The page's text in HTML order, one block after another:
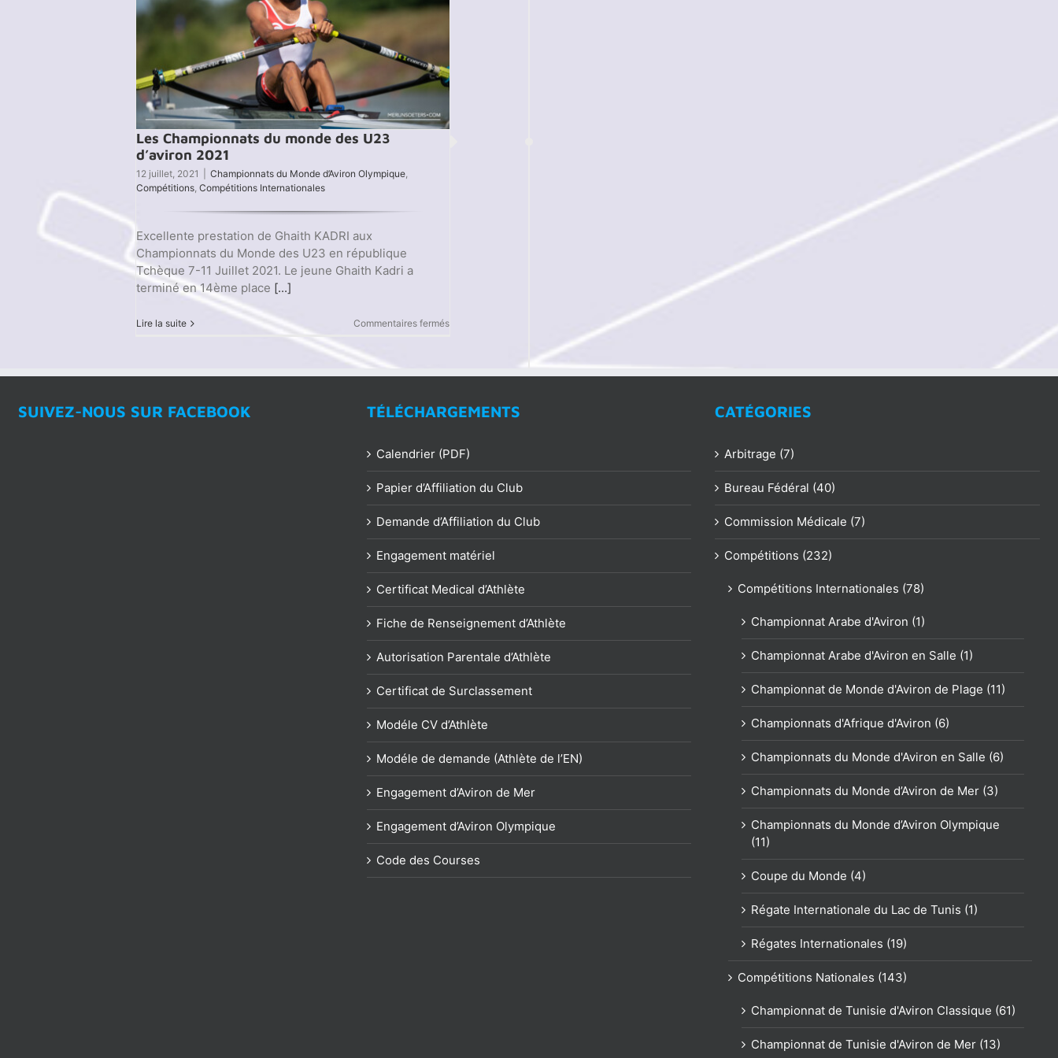
Les Championnats du monde des U23
d’aviron 2021
12 juillet, 2021 Championnats du Monde d’Aviron Olympique,
Compétitions, Compétitions Internationales
Excellente prestation de Ghaith KADRI aux
Championnats du Monde des U23 en république
Tchèque 7-11 Juillet 2021. Le jeune Ghaith Kadri a
terminé en 14ème place [...]
Lire la suite Commentaires ferméssur
monde
U23
d’aviron
SUIVEZ-NOUS SUR FACEBOOK TÉLÉCHARGEMENTS
Calendrier (PDF)
Papier d’Affiliation du Club
Demande d’Affiliation du Club
Engagement matériel
Certificat Medical d’Athlète
Fiche de Renseignement d’Athlète
Autorisation Parentale d’Athlète
Certificat de Surclassement
Modéle CV d’Athlète
Modéle de demande (Athlète de l’EN)
Engagement d’Aviron de Mer
Engagement d’Aviron Olympique
Code des Courses
CATÉGORIES
Arbitrage (7)
Bureau Fédéral (40)
Commission Médicale (7)
Compétitions (232)
Compétitions Internationales (78)
Championnat Arabe d'Aviron (1)
Championnat Arabe d'Aviron en Salle (1)
Championnat de Monde d'Aviron de Plage (11)
Championnats d'Afrique d'Aviron (6)
Championnats du Monde d'Aviron en Salle (6)
Championnats du Monde d’Aviron de Mer (3)
Championnats du Monde d’Aviron Olympique
(11)
Coupe du Monde (4)
Régate Internationale du Lac de Tunis (1)
Régates Internationales (19)
Compétitions Nationales (143)
Championnat de Tunisie d'Aviron Classique (61)
Championnat de Tunisie d'Aviron de Mer (13)